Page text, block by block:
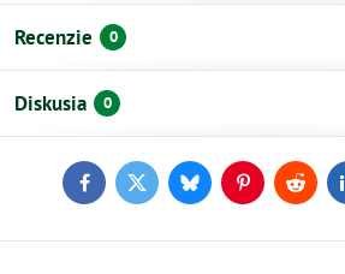
Recenzie 0
Diskusia 0
FacebookTwitterBlueskyPinterestReddit